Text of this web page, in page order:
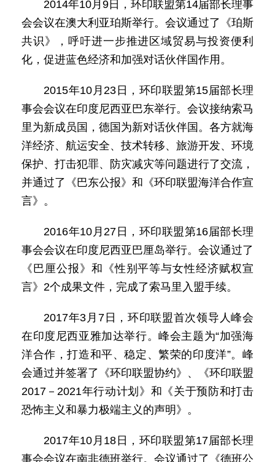
2014年10月9日，环印联盟第14届部长理事
会会议在澳大利亚珀斯举行。会议通过了《珀斯
共识》，呼吁进一步推进区域贸易与投资便利
化，促进蓝色经济和加强对话伙伴国作用。
2015年10月23日，环印联盟第15届部长理
事会会议在印度尼西亚巴东举行。会议接纳索马
里为新成员国，德国为新对话伙伴国。各方就海
洋经济、航运安全、技术转移、旅游开发、环境
保护、打击犯罪、防灾减灾等问题进行了交流，
并通过了《巴东公报》和《环印联盟海洋合作宣
言》。
2016年10月27日，环印联盟第16届部长理
事会会议在印度尼西亚巴厘岛举行。会议通过了
《巴厘公报》和《性别平等与女性经济赋权宣
言》2个成果文件，完成了索马里入盟手续。
2017年3月7日，环印联盟首次领导人峰会
在印度尼西亚雅加达举行。峰会主题为“加强海
洋合作，打造和平、稳定、繁荣的印度洋”。峰
会通过并签署了《环印联盟协约》、《环印联盟
2017－2021年行动计划》和《关于预防和打击
恐怖主义和暴力极端主义的声明》。
2017年10月18日，环印联盟第17届部长理
事会会议在南非德班举行。会议通过了《德班公